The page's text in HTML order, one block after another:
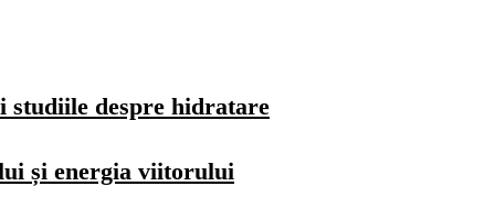
studiile despre hidratare
și energia viitorului